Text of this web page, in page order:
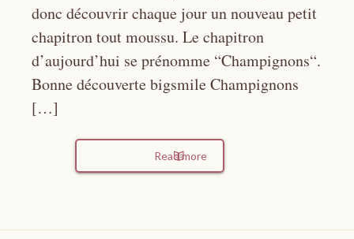
donc découvrir chaque jour un nouveau petit
chapitron tout moussu. Le chapitron
d’aujourd’hui se prénomme “Champignons“.
Bonne découverte bigsmile Champignons
[…]
Read more